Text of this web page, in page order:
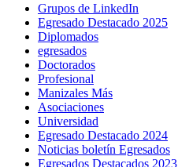
Grupos de LinkedIn
Egresado Destacado 2025
Diplomados
egresados
Doctorados
Profesional
Manizales Más
Asociaciones
Universidad
Egresado Destacado 2024
Noticias boletín Egresados
Egresados Destacados 2023